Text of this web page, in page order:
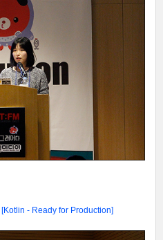
[Kotlin - Ready for Production]